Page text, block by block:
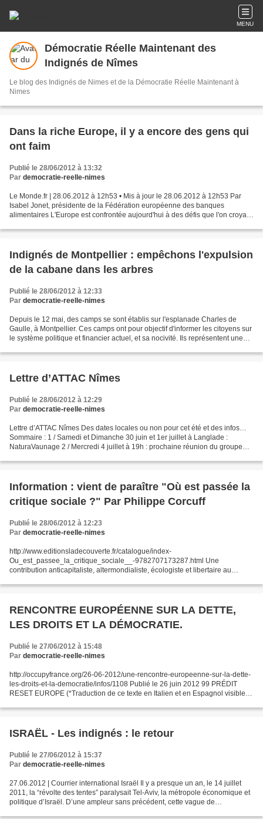
MENU
Démocratie Réelle Maintenant des
Indignés de Nîmes
Le blog des Indignés de Nimes et de la Démocratie Réelle Maintenant à
Nimes
Dans la riche Europe, il y a encore des gens qui
ont faim
Publié le 28/06/2012 à 13:32
Par democratie-reelle-nimes
Le Monde.fr | 28.06.2012 à 12h53 • Mis à jour le 28.06.2012 à 12h53 Par
Isabel Jonet, présidente de la Fédération européenne des banques
alimentaires L'Europe est confrontée aujourd'hui à des défis que l'on croyait
Indignés de Montpellier : empêchons l'expulsion
de la cabane dans les arbres
Publié le 28/06/2012 à 12:33
Par democratie-reelle-nimes
Depuis le 12 mai, des camps se sont établis sur l'esplanade Charles de
Gaulle, à Montpellier. Ces camps ont pour objectif d'informer les citoyens sur
le système politique et financier actuel, et sa nocivité. Ils représentent une
Lettre d’ATTAC Nîmes
Publié le 28/06/2012 à 12:29
Par democratie-reelle-nimes
Lettre d’ATTAC Nîmes Des dates locales ou non pour cet été et des infos…
Sommaire : 1 / Samedi et Dimanche 30 juin et 1er juillet à Langlade :
NaturaVaunage 2 / Mercredi 4 juillet à 19h : prochaine réunion du groupe
Information : vient de paraître "Où est passée la
critique sociale ?" Par Philippe Corcuff
Publié le 28/06/2012 à 12:23
Par democratie-reelle-nimes
http://www.editionsladecouverte.fr/catalogue/index-
Ou_est_passee_la_critique_sociale__-9782707173287.html Une
contribution anticapitaliste, altermondialiste, écologiste et libertaire au
RENCONTRE EUROPÉENNE SUR LA DETTE,
LES DROITS ET LA DÉMOCRATIE.
Publié le 27/06/2012 à 15:48
Par democratie-reelle-nimes
http://occupyfrance.org/26-06-2012/une-rencontre-europeenne-sur-la-dette-
les-droits-et-la-democratie/infos/1108 Publié le 26 juin 2012 99 PRÉDIT
RESET EUROPE (*Traduction de ce texte en Italien et en Espagnol visible
ISRAËL - Les indignés : le retour
Publié le 27/06/2012 à 15:37
Par democratie-reelle-nimes
27.06.2012 | Courrier international Israël Il y a presque un an, le 14 juillet
2011, la “révolte des tentes” paralysait Tel-Aviv, la métropole économique et
politique d’Israël. D’une ampleur sans précédent, cette vague de